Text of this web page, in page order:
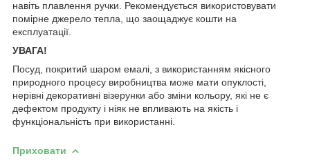
навіть плавлення ручки. Рекомендується використовувати
помірне джерело тепла, що заощаджує кошти на
експлуатації.
УВАГА!
Посуд, покритий шаром емалі, з використанням якісного
природного процесу виробництва може мати опуклості,
нерівні декоративні візерунки або зміни кольору, які не є
дефектом продукту і ніяк не впливають на якість і
функціональність при використанні.
Приховати